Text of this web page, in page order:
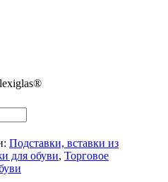
Подставки, вставки из
для обуви, Торговое